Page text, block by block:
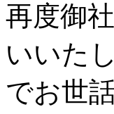
再度御
いいた
でお世